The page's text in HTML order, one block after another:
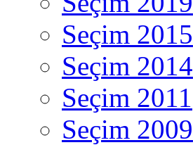
Seçim 2015
Seçim 2014
Seçim 2011
Seçim 2009